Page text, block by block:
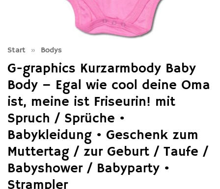
Start » Bodys
G-graphics Kurzarmbody Baby
Body – Egal wie cool deine Oma
ist, meine ist Friseurin! mit
Spruch / Sprüche •
Babykleidung • Geschenk zum
Muttertag / zur Geburt / Taufe /
Babyshower / Babyparty •
Strampler